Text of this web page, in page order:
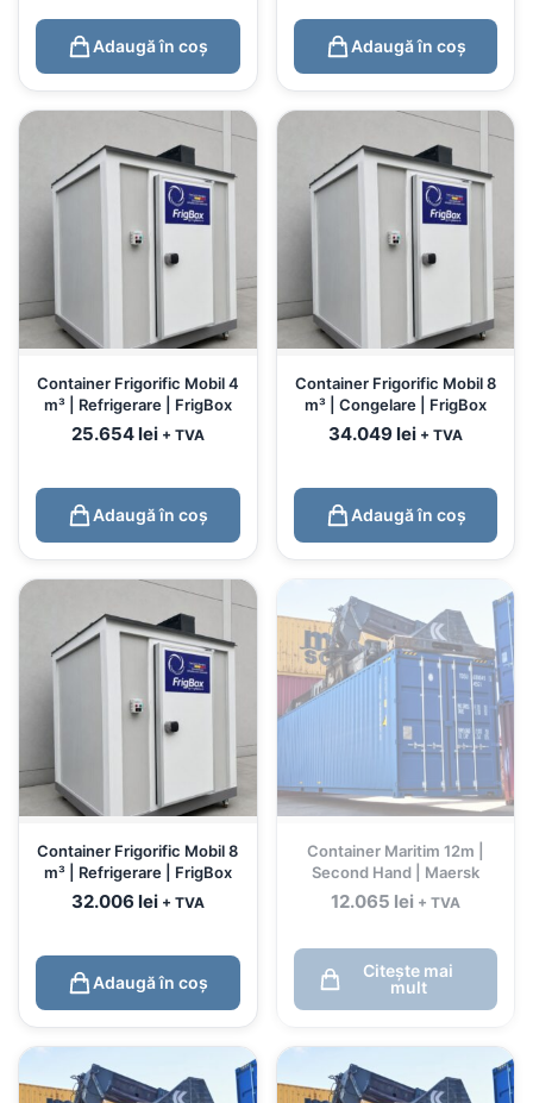
Adaugă în coș Adaugă în coș
Container Frigorific Mobil 4
m³ | Refrigerare | FrigBox
25.654lei + TVA
Adaugă în coș
Container Frigorific Mobil 8
m³ | Congelare | FrigBox
34.049lei + TVA
Adaugă în coș
Container Frigorific Mobil 8
m³ | Refrigerare | FrigBox
32.006 lei + TVA
Adaugă în coș
Container Maritim 12m |
Second Hand | Maersk
12.065 lei + TVA
Citește mai
mult